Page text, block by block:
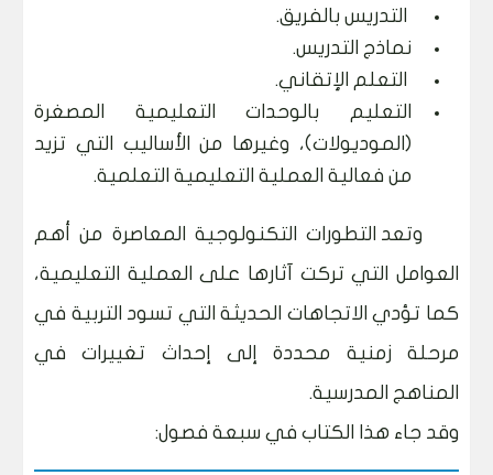
التدريس بالفريق.
نماذج التدريس.
التعلم الإتقاني.
التعليم بالوحدات التعليمية المصغرة
(الموديولات)، وغيرها من الأساليب التي تزيد
من فعالية العملية التعليمية التعلمية.
وتعد التطورات التكنولوجية المعاصرة من أهم
العوامل التي تركت آثارها على العملية التعليمية،
كما تؤدي الاتجاهات الحديثة التي تسود التربية في
مرحلة زمنية محددة إلى إحداث تغييرات في
المناهج المدرسية.
وقد جاء هذا الكتاب في سبعة فصول: